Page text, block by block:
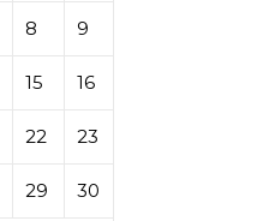
8 9
15 16
22 23
29 30